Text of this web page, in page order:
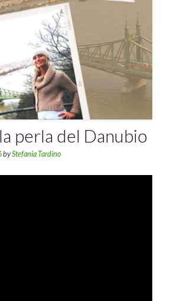
perla del Danubio
byStefania Tardino